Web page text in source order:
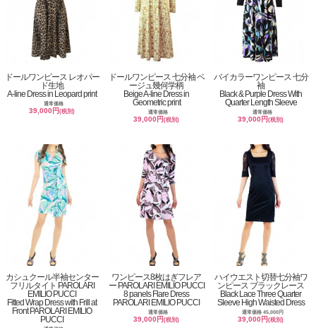
ドールワンピース レオパー
ド生地
A-line Dress in Leopard print
通常価格
39,000円(税別)
ドールワンピース 七分袖 ベ
ージュ幾何学柄
Beige A-line Dress in
Geometric print
通常価格
39,000円(税別)
バイカラーワンピース 七分
袖
Black & Purple Dress With
Quarter Length Sleeve
通常価格
39,000円(税別)
カシュクール半袖センター
フリルタイト PAROLARI
EMILIO PUCCI
Fitted Wrap Dress with Frill at
Front PAROLARI EMILIO
PUCCI
ワンピース8枚はぎフレア
ー PAROLARI EMILIO PUCCI
8 panels Flare Dress
PAROLARI EMILIO PUCCI
通常価格
39,000円(税別)
ハイウエスト切替七分袖ワ
ンピース ブラックレース
Black Lace Three Quarter
Sleeve High Waisted Dress
通常価格 45,000円
39,000円(税別)